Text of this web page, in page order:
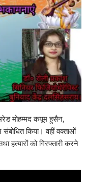
मोहम्मद कयूम हुसैन,
किया। वहीं वक्ताओं
हत्यारों को गिरफ्तारी करने